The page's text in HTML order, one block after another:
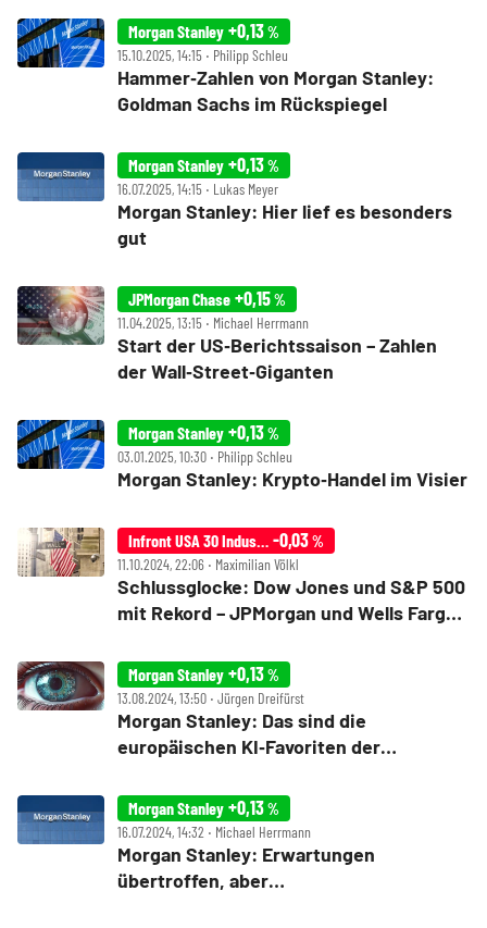
Morgan Stanley +0,13%
15.10.2025, 14:15 ‧ Philipp Schleu
Hammer‑Zahlen von Morgan Stanley:
Goldman Sachs im Rückspiegel
Morgan Stanley +0,13%
16.07.2025, 14:15 ‧ Lukas Meyer
Morgan Stanley: Hier lief es besonders
gut
JPMorgan Chase +0,15%
11.04.2025, 13:15 ‧ Michael Herrmann
Start der US‑Berichtssaison – Zahlen
der Wall‑Street‑Giganten
Morgan Stanley +0,13%
03.01.2025, 10:30 ‧ Philipp Schleu
Morgan Stanley: Krypto‑Handel im Visier
Infront USA 30 Industrial -0,03%
11.10.2024, 22:06 ‧ Maximilian Völkl
Schlussglocke: Dow Jones und S&P 500
mit Rekord – JPMorgan und Wells Fargo
Morgan Stanley +0,13%
13.08.2024, 13:50 ‧ Jürgen Dreifürst
Morgan Stanley: Das sind die
europäischen KI‑Favoriten der
Morgan Stanley +0,13%
16.07.2024, 14:32 ‧ Michael Herrmann
Morgan Stanley: Erwartungen
übertroffen, aber…